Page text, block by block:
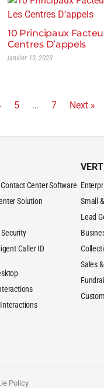
10 Principaux
Centres D’appels
janvier 13, 2023
5 … 7 Next »
Center Software
Solution
Caller ID
Small
Lead
Sales
Policy